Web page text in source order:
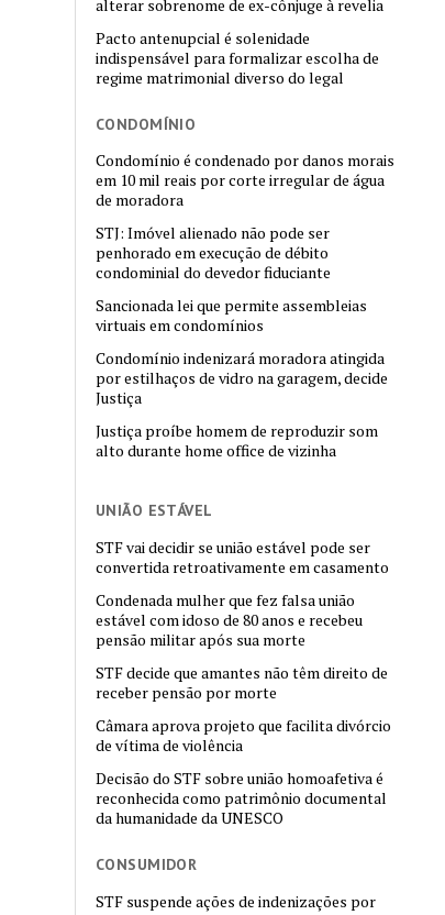
alterar sobrenome de ex-cônjuge à revelia
Pacto antenupcial é solenidade
indispensável para formalizar escolha de
regime matrimonial diverso do legal
CONDOMÍNIO
Condomínio é condenado por danos morais
em 10 mil reais por corte irregular de água
de moradora
STJ: Imóvel alienado não pode ser
penhorado em execução de débito
condominial do devedor fiduciante
Sancionada lei que permite assembleias
virtuais em condomínios
Condomínio indenizará moradora atingida
por estilhaços de vidro na garagem, decide
Justiça
Justiça proíbe homem de reproduzir som
alto durante home office de vizinha
UNIÃO ESTÁVEL
STF vai decidir se união estável pode ser
convertida retroativamente em casamento
Condenada mulher que fez falsa união
estável com idoso de 80 anos e recebeu
pensão militar após sua morte
STF decide que amantes não têm direito de
receber pensão por morte
Câmara aprova projeto que facilita divórcio
de vítima de violência
Decisão do STF sobre união homoafetiva é
reconhecida como patrimônio documental
da humanidade da UNESCO
CONSUMIDOR
STF suspende ações de indenizações por